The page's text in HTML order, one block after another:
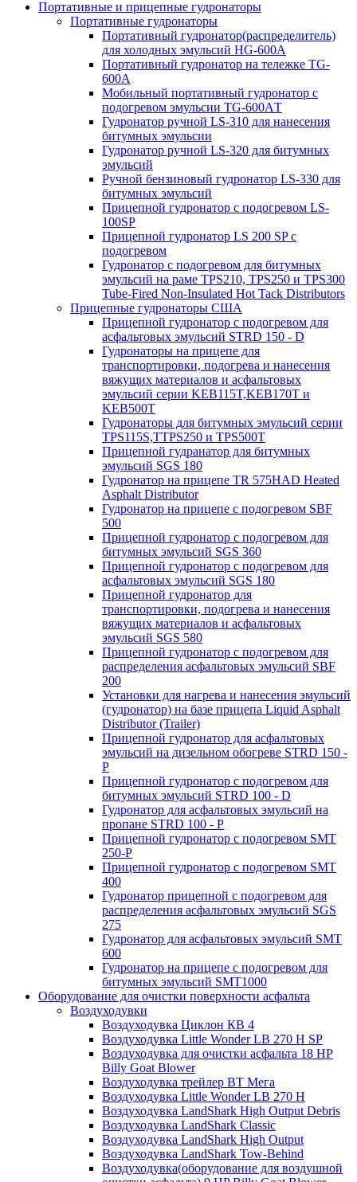
Портативные и прицепные гудронаторы
Портативные гудронаторы
Портативный гудронатор(распределитель)
для холодных эмульсий HG-600A
Портативный гудронатор на тележке TG-
600A
Мобильный портативный гудронатор с
подогревом эмульсии TG-600AТ
Гудронатор ручной LS-310 для нанесения
битумных эмульсии
Гудронатор ручной LS-320 для битумных
эмульсий
Ручной бензиновый гудронатор LS-330 для
битумных эмульсий
Прицепной гудронатор с подогревом LS-
100SP
Прицепной гудронатор LS 200 SP с
подогревом
Гудронатор с подогревом для битумных
эмульсий на раме TPS210, TPS250 и TPS300
Tube-Fired Non-Insulated Hot Tack Distributors
Прицепные гудронаторы США
Прицепной гудронатор с подогревом для
асфальтовых эмульсий STRD 150 - D
Гудронаторы на прицепе для
транспортировки, подогрева и нанесения
вяжущих материалов и асфальтовых
эмульсий серии KEB115T,KEB170T и
KEB500T
Гудронаторы для битумных эмульсий серии
TPS115S,TTPS250 и TPS500T
Прицепной гудранатор для битумных
эмульсий SGS 180
Гудронатор на прицепе TR 575HAD Heated
Asphalt Distributor
Гудронатор на прицепе с подогревом SBF
500
Прицепной гудронатор с подогревом для
битумных эмульсий SGS 360
Прицепной гудронатор с подогревом для
асфальтовых эмульсий SGS 180
Прицепной гудронатор для
транспортировки, подогрева и нанесения
вяжущих материалов и асфальтовых
эмульсий SGS 580
Прицепной гудронатор с подогревом для
распределения асфальтовых эмульсий SBF
200
Установки для нагрева и нанесения эмульсий
(гудронатор) на базе прицепа Liquid Asphalt
Distributor (Trailer)
Прицепной гудронатор для асфальтовых
эмульсий на дизельном обогреве STRD 150 -
Р
Прицепной гудронатор с подогревом для
битумных эмульсий STRD 100 - D
Гудронатор для асфальтовых эмульсий на
пропане STRD 100 - P
Прицепной гудронатор с подогревом SMT
250-P
Прицепной гудронатор с подогревом SMT
400
Гудронатор прицепной с подогревом для
распределения асфальтовых эмульсий SGS
275
Гудронатор для асфальтовых эмульсий SMT
600
Гудронатор на прицепе с подогревом для
битумных эмульсий SMT1000
Оборудование для очистки поверхности асфальта
Воздуходувки
Воздуходувка Циклон КВ 4
Воздуходувка Little Wonder LB 270 H SP
Воздуходувка для очистки асфальта 18 HP
Billy Goat Blower
Воздуходувка трейлер ВТ Мега
Воздуходувка Little Wonder LB 270 H
Воздуходувка LandShark High Оutput Debris
Воздуходувка LandShark Classic
Воздуходувка LandShark High Output
Воздуходувка LandShark Tow-Behind
Воздуходувка(оборудование для воздушной